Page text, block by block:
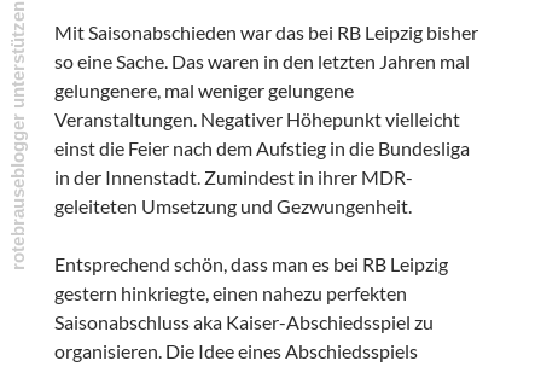
Mit Saisonabschieden war das bei RB Leipzig bisher
so eine Sache. Das waren in den letzten Jahren mal
gelungenere, mal weniger gelungene
Veranstaltungen. Negativer Höhepunkt vielleicht
einst die Feier nach dem Aufstieg in die Bundesliga
in der Innenstadt. Zumindest in ihrer MDR-
geleiteten Umsetzung und Gezwungenheit.
Entsprechend schön, dass man es bei RB Leipzig
gestern hinkriegte, einen nahezu perfekten
Saisonabschluss aka Kaiser-Abschiedsspiel zu
organisieren. Die Idee eines Abschiedsspiels
rotebrauseblogger unterstützen